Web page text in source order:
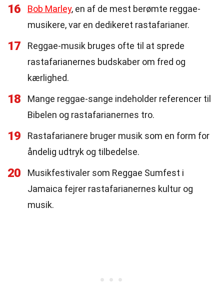
16 Bob Marley, en af de mest berømte reggae-
musikere, var en dedikeret rastafarianer.
17
Reggae-musik bruges ofte til at sprede
rastafarianernes budskaber om fred og
kærlighed.
18
Mange reggae-sange indeholder referencer til
Bibelen og rastafarianernes tro.
19
Rastafarianere bruger musik som en form for
åndelig udtryk og tilbedelse.
20
Musikfestivaler som Reggae Sumfest i
Jamaica fejrer rastafarianernes kultur og
musik.